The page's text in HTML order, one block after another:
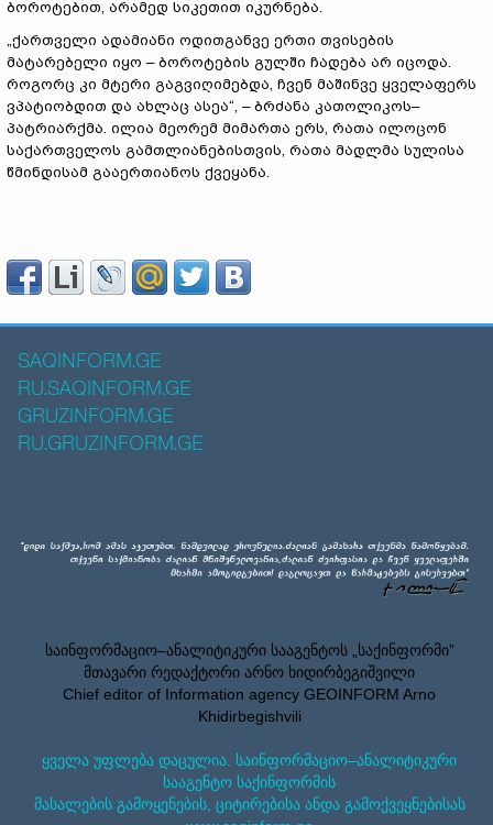
ბოროტებით, არამედ სიკეთით იკურნება.
„ქართველი ადამიანი ოდითგანვე ერთი თვისების
მატარებელი იყო – ბოროტების გულში ჩადება არ იცოდა.
როგორც კი მტერი გაგვიღიმებდა, ჩვენ მაშინვე ყველაფერს
ვპატიობდით და ახლაც ასეა“, – ბრძანა კათოლიკოს–
პატრიარქმა. ილია მეორემ მიმართა ერს, რათა ილოცონ
საქართველოს გამთლიანებისთვის, რათა მადლმა სულისა
წმინდისამ გააერთიანოს ქვეყანა.
SAQINFORM.GE
RU.SAQINFORM.GE
GRUZINFORM.GE
RU.GRUZINFORM.GE
საინფორმაციო–ანალიტიკური სააგენტოს „საქინფორმი”
მთავარი რედაქტორი არნო ხიდირბეგიშვილი
Chief editor of Information agency GEOINFORM Arno
Khidirbegishvili
ყველა უფლება დაცულია. საინფორმაციო–ანალიტიკური
სააგენტო საქინფორმის
მასალების გამოყენების, ციტირებისა ანდა გამოქვეყნებისას